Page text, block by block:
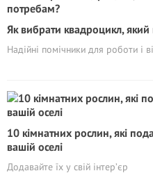
Як вибрати квадроцикл,
Надійні помічники для роботи і
10 кімнатних рослин, які
вашій оселі
Додавайте їх у свій інтер’єр